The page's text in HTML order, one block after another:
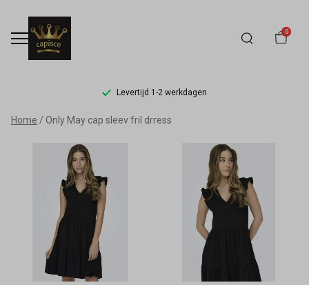
0
Levertijd 1-2 werkdagen
Only
sleev
drress
Home Only May cap sleev fril drress